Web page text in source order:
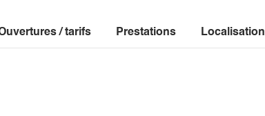
/ tarifs Prestations Localisation